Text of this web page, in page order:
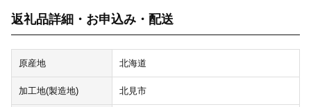
返礼品詳細・お申込み・配送
原産地 北海道
加工地(製造地) 北見市